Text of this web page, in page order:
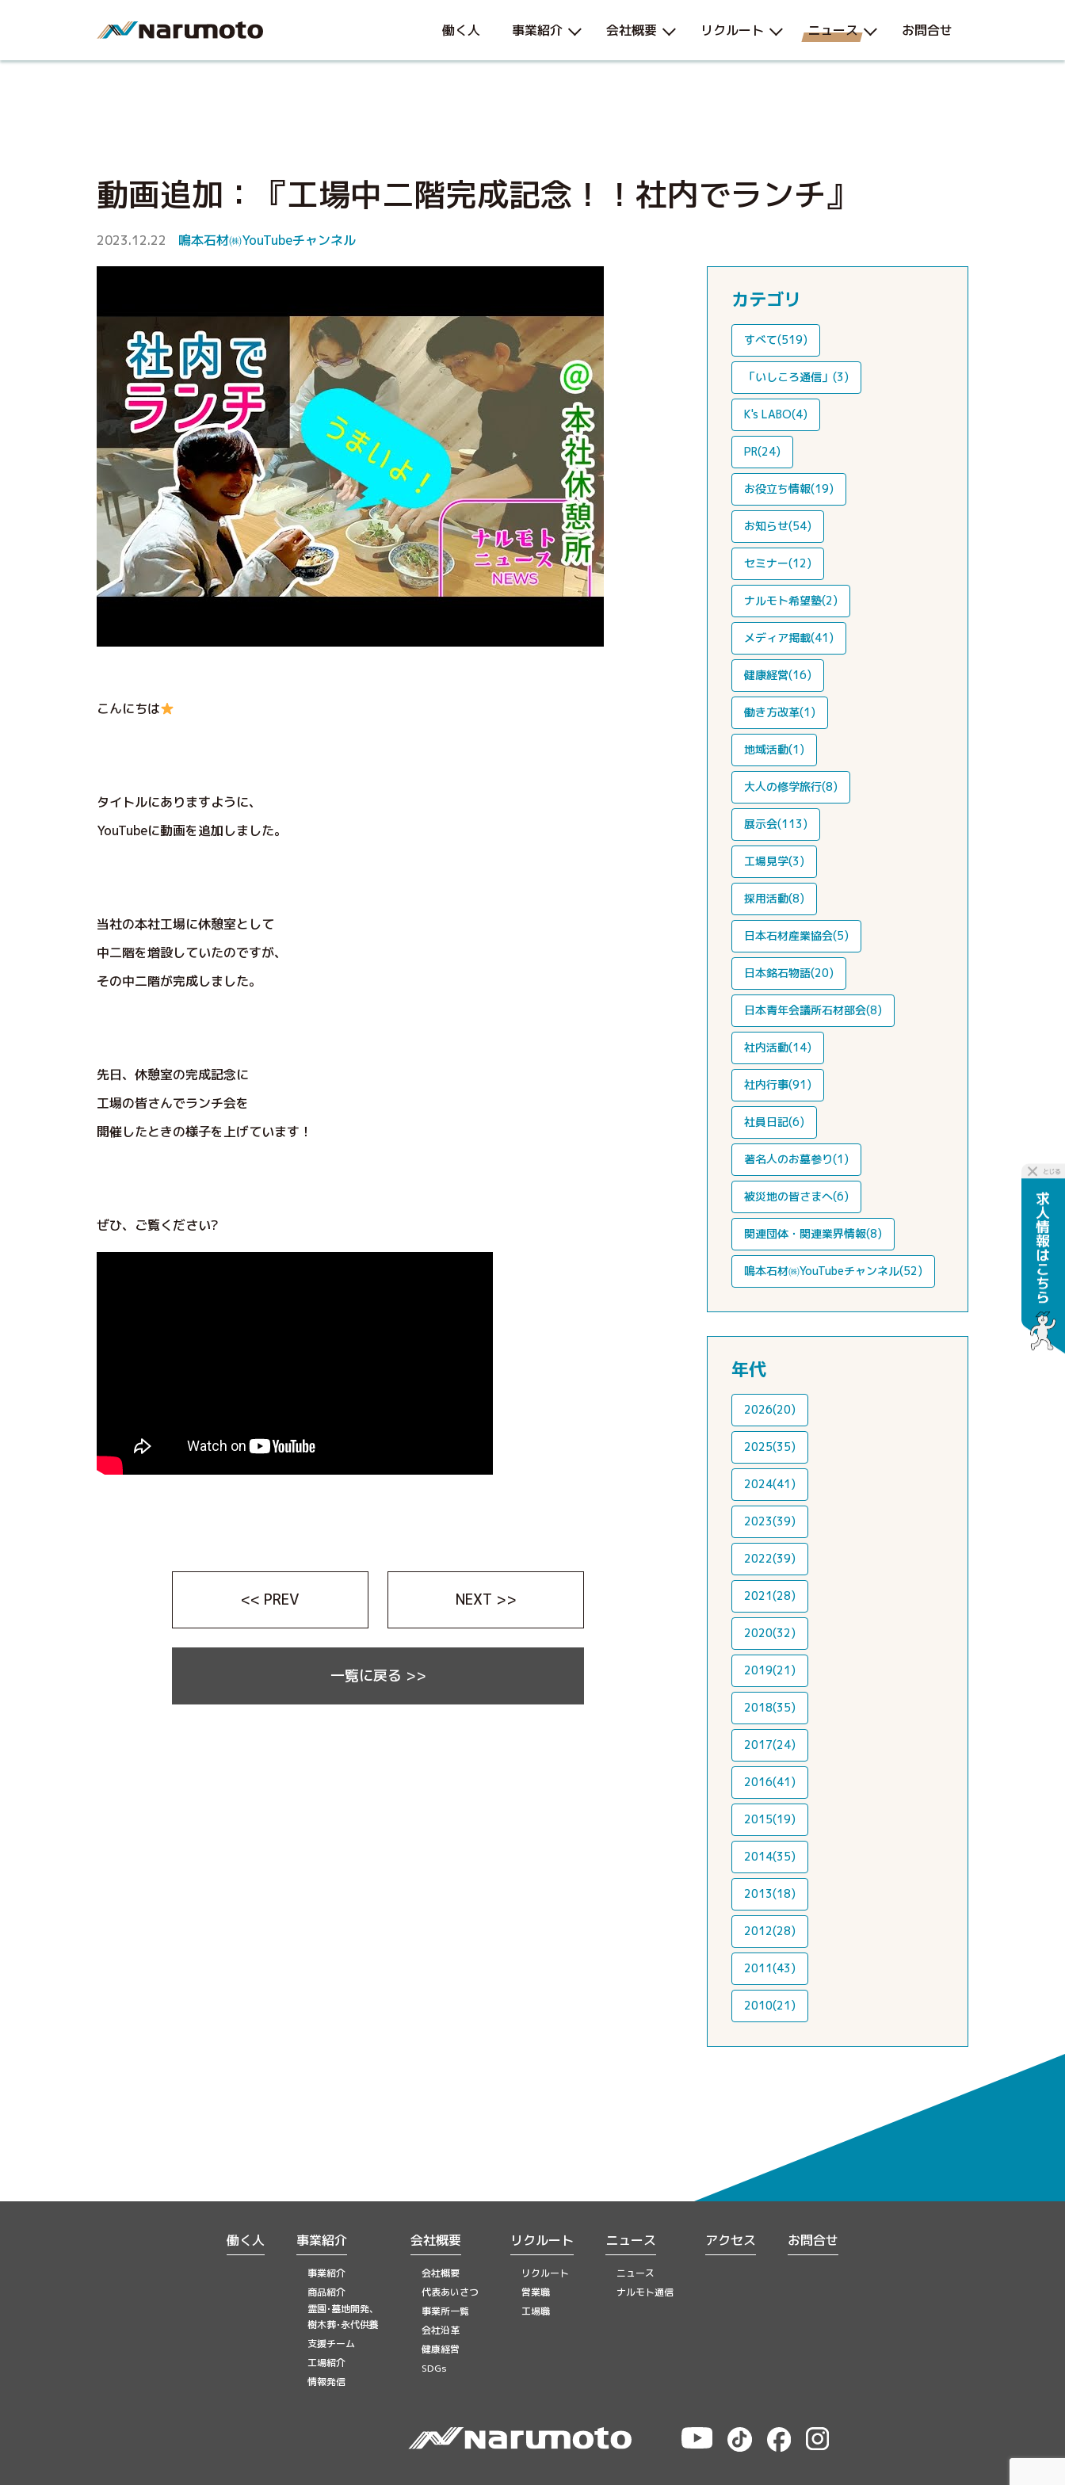
働く人 事業紹介 会社概要 リクルート ニュース お問合せ
動画追加：『工場中二階完成記念！！社内でランチ』
2023.12.22 鳴本石材㈱YouTubeチャンネル
こんにちは
タイトルにありますように、
YouTubeに動画を追加しました。
当社の本社工場に休憩室として
中二階を増設していたのですが、
その中二階が完成しました。
先日、休憩室の完成記念に
工場の皆さんでランチ会を
開催したときの様子を上げています！
ぜひ、ご覧ください?
<< PREV NEXT >>
一覧に戻る >>
カテゴリ
すべて(519)
「いしころ通信」(3)
K's LABO(4)
PR(24)
お役立ち情報(19)
お知らせ(54)
セミナー(12)
ナルモト希望塾(2)
メディア掲載(41)
健康経営(16)
働き方改革(1)
地域活動(1)
大人の修学旅行(8)
展示会(113)
工場見学(3)
採用活動(8)
日本石材産業協会(5)
日本銘石物語(20)
日本青年会議所石材部会(8)
社内活動(14)
社内行事(91)
社員日記(6)
著名人のお墓参り(1)
被災地の皆さまへ(6)
関連団体・関連業界情報(8)
鳴本石材㈱YouTubeチャンネル(52)
年代
2026(20)
2025(35)
2024(41)
2023(39)
2022(39)
2021(28)
2020(32)
2019(21)
2018(35)
2017(24)
2016(41)
2015(19)
2014(35)
2013(18)
2012(28)
2011(43)
2010(21)
働く人 事業紹介
事業紹介
商品紹介
霊園･墓地開発、
樹木葬･永代供養
支援チーム
工場紹介
情報発信
会社概要
会社概要
代表あいさつ
事業所一覧
会社沿革
健康経営
SDGs
リクルート
リクルート
営業職
工場職
ニュース
ニュース
ナルモト通信
アクセス お問合せ